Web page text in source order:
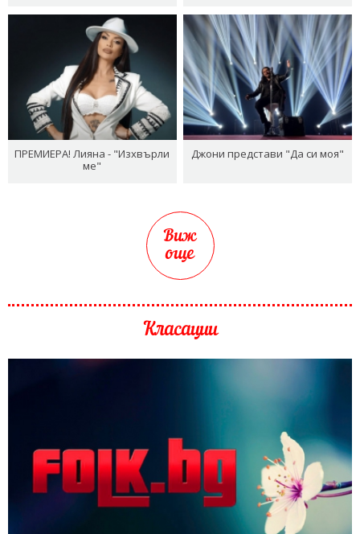
ПРЕМИЕРА! Лияна - "Изхвърли
ме"
Джони представи "Да си моя"
Виж
още
Класации